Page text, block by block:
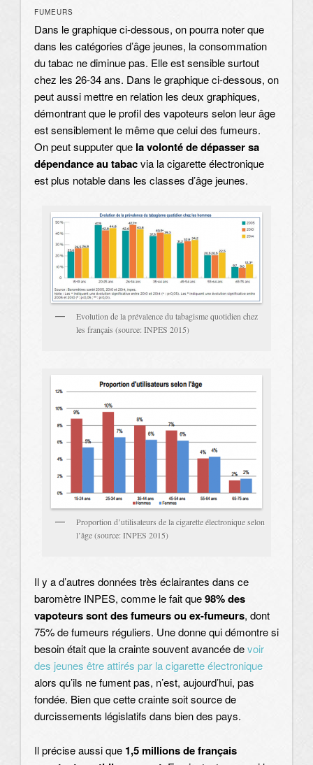
FUMEURS
Dans le graphique ci-dessous, on pourra noter que
dans les catégories d’âge jeunes, la consommation
du tabac ne diminue pas. Elle est sensible surtout
chez les 26-34 ans. Dans le graphique ci-dessous, on
peut aussi mettre en relation les deux graphiques,
démontrant que le profil des vapoteurs selon leur âge
est sensiblement le même que celui des fumeurs.
On peut supputer que la volonté de dépasser sa
dépendance au tabacvia la cigarette électronique
est plus notable dans les classes d’âge jeunes.
Evolution de la prévalence du tabagisme quotidien chez
les français (source: INPES 2015)
Proportion d’utilisateurs de la cigarette électronique selon
l’âge (source: INPES 2015)
Il y a d’autres données très éclairantes dans ce
baromètre INPES, comme le fait que98% des
vapoteurs sont des fumeurs ou ex-fumeurs, dont
75% de fumeurs réguliers. Une donne qui démontre si
besoin était que la crainte souvent avancée devoir
des jeunes être attirés par la cigarette électronique
alors qu’ils ne fument pas, n’est, aujourd’hui, pas
fondée. Bien que cette crainte soit source de
durcissements législatifs dans bien des pays.
Il précise aussi que 1,5 millions de français